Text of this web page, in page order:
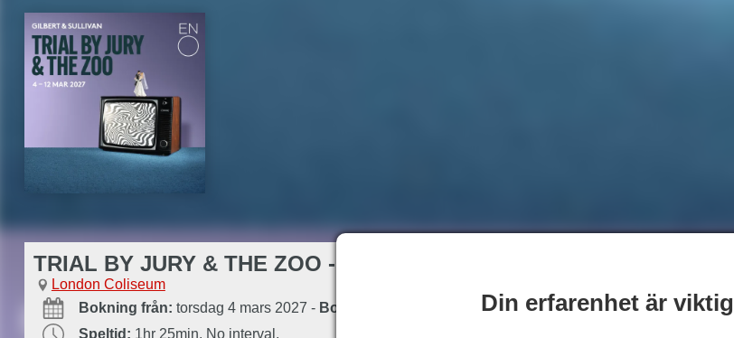
TRIAL BY JURY & THE ZOO - ENGLISH NATIONAL OPERA
London Coliseum
Bokning från: torsdag 4 mars 2027 - Bokning till:
fredag 12 mars 2027
Speltid: 1hr 25min. No interval.
Din erfarenhet är viktig